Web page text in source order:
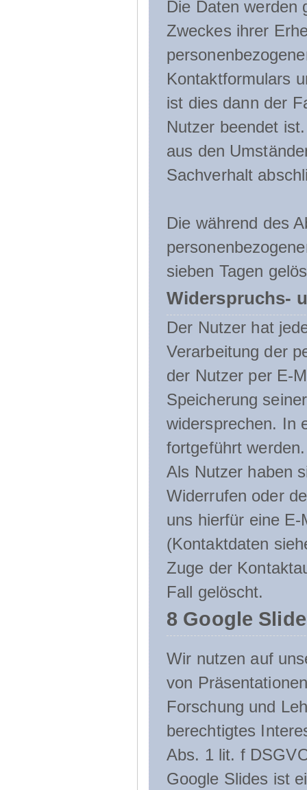
Die Daten werden
Zweckes ihrer
Kontaktformulars
ist dies dann der
Nutzer beendet
aus den
Sachverhalt
Die während des
sieben Tagen
Widerspruchs-
Der Nutzer hat
Verarbeitung der
der Nutzer per E-
Speicherung
widersprechen. In
fortgeführt werden.
Als Nutzer haben
Widerrufen oder
uns hierfür eine
(Kontaktdaten
Zuge der
Fall gelöscht.
8 Google
Wir nutzen auf
von
Forschung und
berechtigtes
Abs. 1 lit. f
Google Slides ist